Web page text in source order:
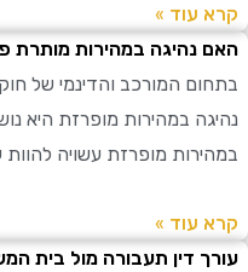
»
במהירות מותרת
המורכב והדינמי של חוקי
במהירות מופרזת היא נושא
מופרזת עשויה להוות
»
דין תעבורה מול בית המשפט